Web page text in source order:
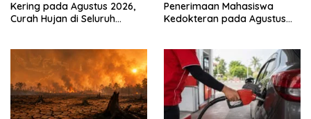
Kering pada Agustus 2026,
Curah Hujan di Seluruh
Penerimaan Mahasiswa
Kedokteran pada Agustus